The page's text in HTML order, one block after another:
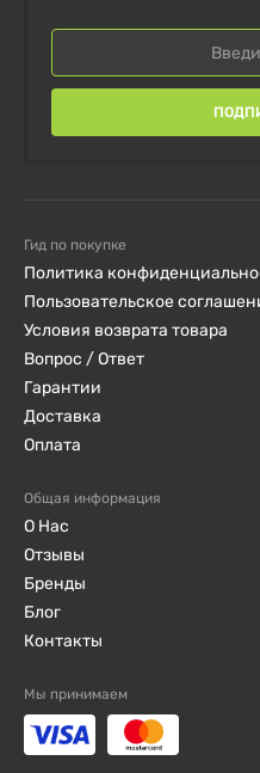
Гид по покупке
Политика
Пользовательское
Условия возврата товара
Вопрос / Ответ
Гарантии
Доставка
Оплата
Общая информация
О Нас
Отзывы
Бренды
Блог
Контакты
Мы принимаем